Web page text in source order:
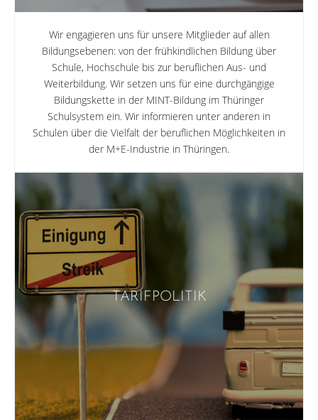
Wir engagieren uns für unsere Mitglieder auf allen
Bildungsebenen: von der frühkindlichen Bildung über
Schule, Hochschule bis zur beruflichen Aus- und
Weiterbildung. Wir setzen uns für eine durchgängige
Bildungskette in der MINT-Bildung im Thüringer
Schulsystem ein. Wir informieren unter anderen in
Schulen über die Vielfalt der beruflichen Möglichkeiten in
der M+E-Industrie in Thüringen.
TARIFPOLITIK